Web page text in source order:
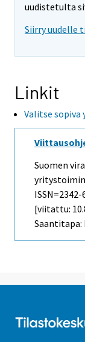
uudistetulta
Siirry uudelle
Linkit
Valitse
Suomen
[viitattu: